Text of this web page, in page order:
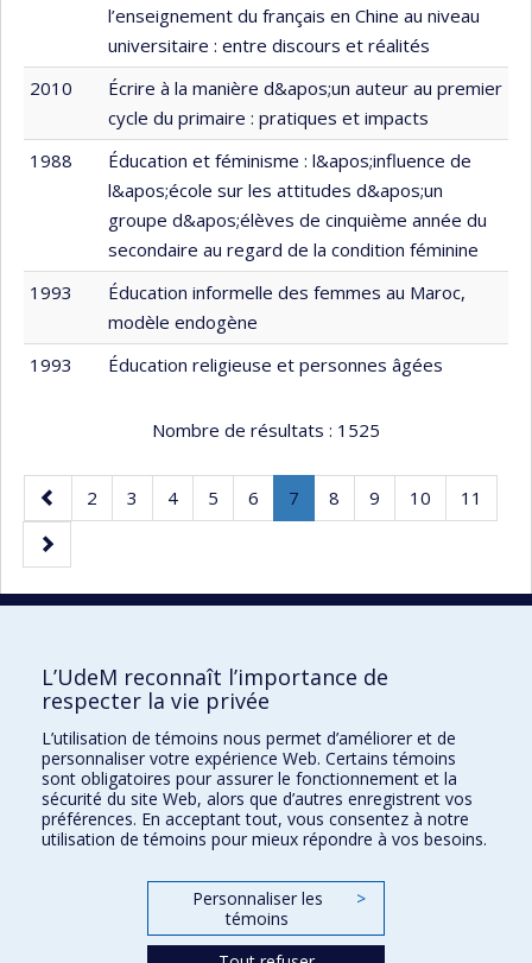
l’enseignement du français en Chine au niveau
universitaire : entre discours et réalités
2010
Écrire à la manière d&apos;un auteur au premier
cycle du primaire : pratiques et impacts
1988
Éducation et féminisme : l&apos;influence de
l&apos;école sur les attitudes d&apos;un
groupe d&apos;élèves de cinquième année du
secondaire au regard de la condition féminine
1993
Éducation informelle des femmes au Maroc,
modèle endogène
1993
Éducation religieuse et personnes âgées
Nombre de résultats : 1525
Page
précédente
Page
2 Page
3 Page
4 Page
5 Page
6 Page
7
Page
Page
8 Page
9 Page
10 Page
11
Page
suivante
Faculté des sciences de l'éducation
Pavillon Marie-Victorin
90, avenue Vincent-d'Indy
Montréal (Québec) H2V 2S9
L’UdeM reconnaît l’importance de
respecter la vie privée
L’utilisation de témoins nous permet d’améliorer et de
personnaliser votre expérience Web. Certains témoins
sont obligatoires pour assurer le fonctionnement et la
sécurité du site Web, alors que d’autres enregistrent vos
préférences. En acceptant tout, vous consentez à notre
utilisation de témoins pour mieux répondre à vos besoins.
Personnaliser les
témoins
>